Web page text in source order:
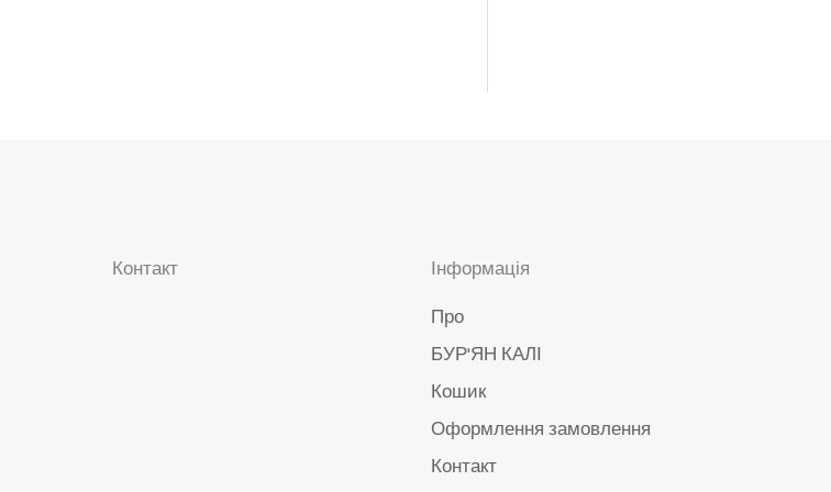
Контакт Інформація
Про
БУР'ЯН КАЛІ
Кошик
Оформлення замовлення
Контакт